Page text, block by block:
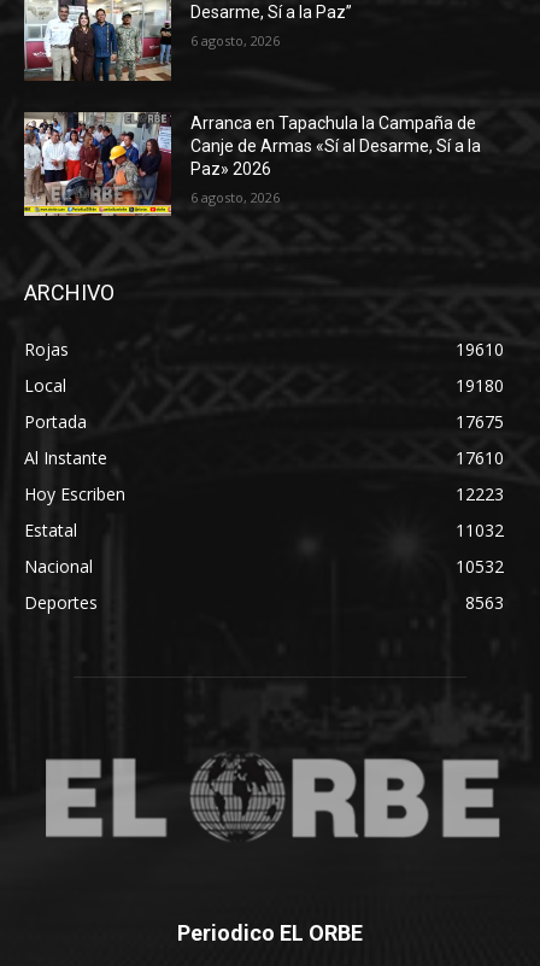
Desarme, Sí a la Paz”
6 agosto, 2026
Arranca en Tapachula la Campaña de
Canje de Armas «Sí al Desarme, Sí a la
Paz» 2026
6 agosto, 2026
ARCHIVO
Rojas
19610
Local
19180
Portada
17675
Al Instante
17610
Hoy Escriben
12223
Estatal
11032
Nacional
10532
Deportes
8563
Periodico EL ORBE